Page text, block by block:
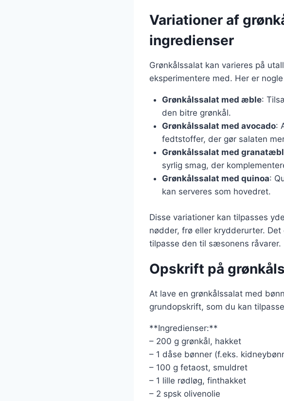
Variationer af
ingredienser
Grønkålssalat kan varieres på
eksperimentere med. Her er
Grønkålssalat med æble:
den bitre grønkål.
Grønkålssalat med avocado:
fedtstoffer, der gør salaten
Grønkålssalat med
syrlig smag, der
Grønkålssalat med quinoa:
kan serveres som hovedret.
Disse variationer kan tilpasses
nødder, frø eller krydderurter.
tilpasse den til sæsonens råvarer.
Opskrift på
At lave en grønkålssalat med
grundopskrift, som du kan
**Ingredienser:**
– 200 g grønkål, hakket
– 1 dåse bønner (f.eks.
– 100 g fetaost, smuldret
– 1 lille rødløg, finthakket
– 2 spsk olivenolie